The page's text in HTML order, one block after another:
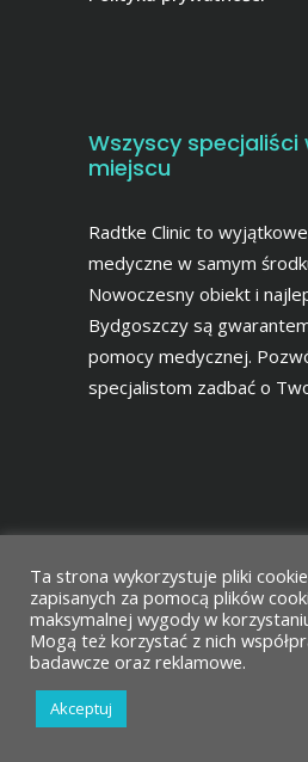
Wszyscy specjaliści
miejscu
Radtke Clinic to
medyczne w samym
Nowoczesny obiekt i
Bydgoszczy są
pomocy medycznej.
specjalistom zadbać o
Projekt i wykonanie
Vimak
Ta strona wykorzystuje pliki
zapisanych za pomocą plików
maksymalnej wygody w
Mogą też korzystać z nich
badawcze oraz reklamowe.
Akceptuj